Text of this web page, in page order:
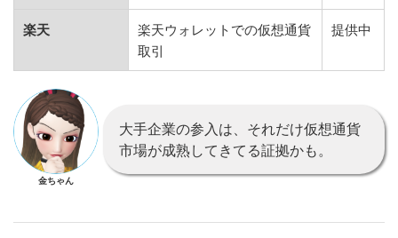
楽天
楽天ウォレットでの仮想通貨
取引
提供中
金ちゃん
大手企業の参入は、それだけ仮想通貨
市場が成熟してきてる証拠かも。